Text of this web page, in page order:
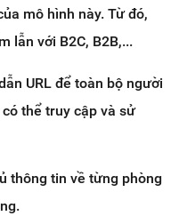
mô hình này. Từ đó,
lẫn với B2C, B2B,...
URL để toàn bộ người
thể truy cập và sử
thông tin về từng phòng